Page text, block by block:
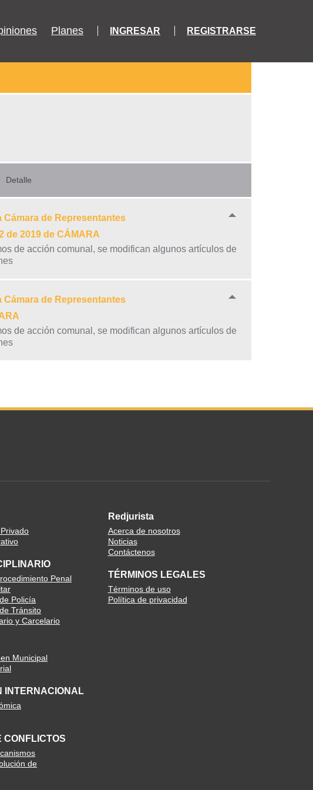
Planes INGRESAR REGISTRARSE
Detalle
de Representantes
de 2019 de CÁMARA
de acción comunal, se modifican algunos artículos de
de Representantes
de acción comunal, se modifican algunos artículos de
Penal
Policía
Tránsito
y Carcelario
Municipal
INTERNACIONAL
CONFLICTOS
de
Redjurista
Acerca de nosotros
Noticias
Contáctenos
TÉRMINOS LEGALES
Términos de uso
Política de privacidad